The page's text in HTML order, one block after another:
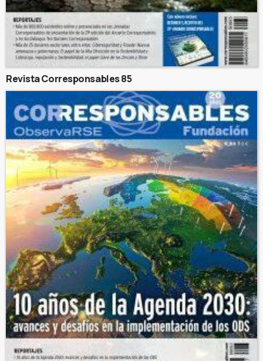
Revista Corresponsables 85